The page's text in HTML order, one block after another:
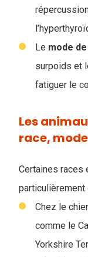
Le mode
surpoids et
fatiguer le
Les
race,
Certaines races
particulièrement
Chez le
comme le
Yorkshire